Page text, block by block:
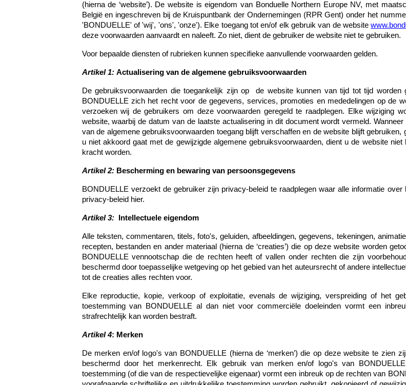
(hierna de ‘website’). De website is eigendom van Bonduelle Northern Europe NV, met
België en ingeschreven bij de Kruispuntbank der Ondernemingen (RPR Gent) onder het
'BONDUELLE' of 'wij', 'ons', 'onze'). Elke toegang tot en/of elk gebruik van de website
deze voorwaarden aanvaardt en naleeft. Zo niet, dient de gebruiker de website niet te gebruiken.
Voor bepaalde diensten of rubrieken kunnen specifieke aanvullende voorwaarden gelden.
Artikel 1: Actualisering van de algemene gebruiksvoorwaarden
De gebruiksvoorwaarden die toegankelijk zijn op de website kunnen van tijd tot tijd worden
BONDUELLE zich het recht voor de gegevens, services, promoties en mededelingen op de
verzoeken wij de gebruikers om deze voorwaarden geregeld te raadplegen. Elke wijziging
website, waarbij de datum van de laatste actualisering in dit document wordt vermeld.
van de algemene gebruiksvoorwaarden toegang blijft verschaffen en de website blijft
u niet akkoord gaat met de gewijzigde algemene gebruiksvoorwaarden, dient u de website
kracht worden.
Artikel 2: Bescherming en bewaring van persoonsgegevens
BONDUELLE verzoekt de gebruiker zijn privacy-beleid te raadplegen waar alle informatie
privacy-beleid hier.
Artikel 3: Intellectuele eigendom
Alle teksten, commentaren, titels, foto's, geluiden, afbeeldingen, gegevens, tekeningen,
recepten, bestanden en ander materiaal (hierna de ‘creaties’) die op deze website worden
BONDUELLE vennootschap die de rechten heeft of vallen onder rechten die zijn
beschermd door toepasselijke wetgeving op het gebied van het auteursrecht of andere
tot de creaties alles rechten voor.
Elke reproductie, kopie, verkoop of exploitatie, evenals de wijziging, verspreiding of het
toestemming van BONDUELLE al dan niet voor commerciële doeleinden vormt een
strafrechtelijk kan worden bestraft.
Artikel 4: Merken
De merken en/of logo's van BONDUELLE (hierna de ‘merken’) die op deze website te zien
beschermd door het merkenrecht. Elk gebruik van merken en/of logo's van
toestemming (of die van de respectievelijke eigenaar) vormt een inbreuk op de rechten van